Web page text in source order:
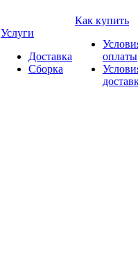
Услуги
Доставка
Сборка
Как купить
оплаты